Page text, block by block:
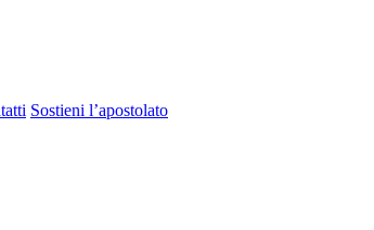
Sostieni l’apostolato